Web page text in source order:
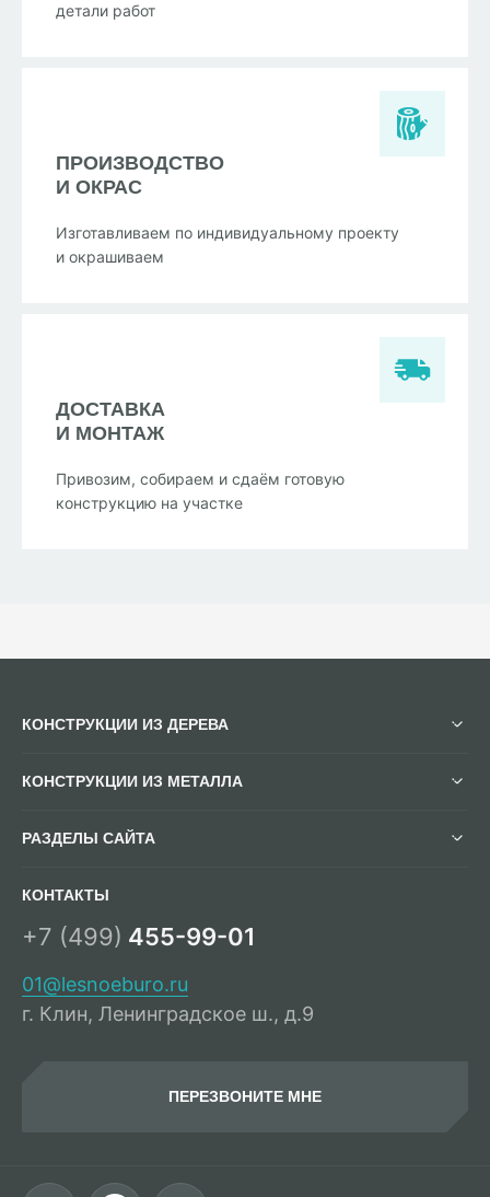
детали работ
ПРОИЗВОДСТВО
И ОКРАС
Изготавливаем по индивидуальному проекту
и окрашиваем
ДОСТАВКА
И МОНТАЖ
Привозим, собираем и сдаём готовую
конструкцию на участке
КОНСТРУКЦИИ ИЗ ДЕРЕВА
КОНСТРУКЦИИ ИЗ МЕТАЛЛА
РАЗДЕЛЫ САЙТА
КОНТАКТЫ
+7 (499) 455-99-01
01@lesnoeburo.ru
г. Клин, Ленинградское ш., д.9
ПЕРЕЗВОНИТЕ МНЕ